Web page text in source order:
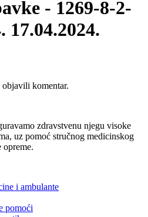
- 1269-8-2-
17.04.2024.
objavili komentar.
zdravstvenu njegu visoke
uz pomoć stručnog medicinskog
opreme.
i ambulante
pomoći